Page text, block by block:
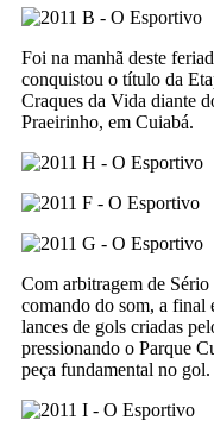
Foi na manhã deste
conquistou o título da
Craques da Vida diante
Praeirinho, em Cuiabá.
Com arbitragem de
comando do som, a final
lances de gols criadas
pressionando o Parque
peça fundamental no gol.